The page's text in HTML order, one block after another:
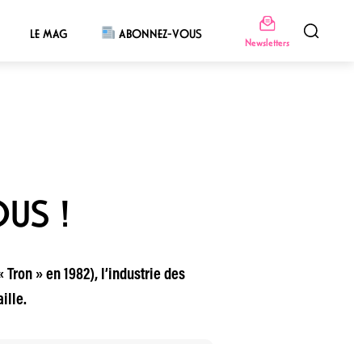
LE MAG ABONNEZ-VOUS
Newsletters
!
» en 1982), l’industrie des